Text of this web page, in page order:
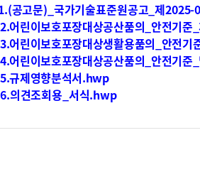
공고문)_국가기술표준원공고_제
2.어린이보호포장대상공산품의_안전기
3.어린이보호포장대상생활용품의_안전
4.어린이보호포장대상공산품의_안전기
5.규제영향분석서.hwp
6.의견조회용_서식.hwp